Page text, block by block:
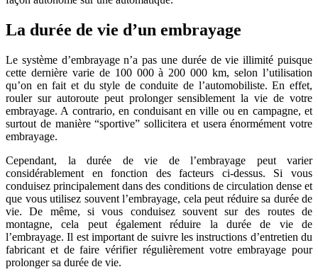
La durée de vie d’un embrayage
Le système d’embrayage n’a pas une durée de vie illimité puisque
cette dernière varie de 100 000 à 200 000 km, selon l’utilisation
qu’on en fait et du style de conduite de l’automobiliste. En effet,
rouler sur autoroute peut prolonger sensiblement la vie de votre
embrayage. A contrario, en conduisant en ville ou en campagne, et
surtout de manière “sportive” sollicitera et usera énormément votre
embrayage.
Cependant, la durée de vie de l’embrayage peut varier
considérablement en fonction des facteurs ci-dessus. Si vous
conduisez principalement dans des conditions de circulation dense et
que vous utilisez souvent l’embrayage, cela peut réduire sa durée de
vie. De même, si vous conduisez souvent sur des routes de
montagne, cela peut également réduire la durée de vie de
l’embrayage. Il est important de suivre les instructions d’entretien du
fabricant et de faire vérifier régulièrement votre embrayage pour
prolonger sa durée de vie.